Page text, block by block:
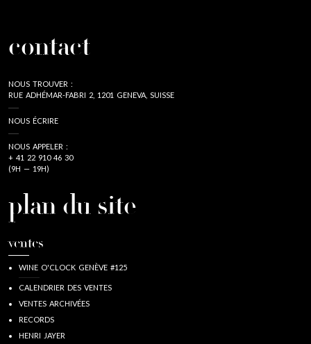
contact
NOUS TROUVER :
RUE ADHÉMAR-FABRI 2, 1201 GENEVA, SUISSE
NOUS ÉCRIRE
NOUS APPELER :
+ 41 22 910 46 30
(9H — 19H)
plan du site
ventes
WINE O'CLOCK GENÈVE #125
CALENDRIER DES VENTES
VENTES ARCHIVÉES
RECORDS
HENRI JAYER